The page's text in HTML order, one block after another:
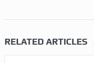
RELATED ARTICLES